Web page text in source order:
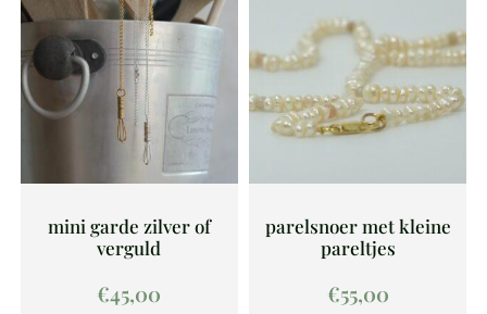
mini garde zilver of
verguld
€45,00
parelsnoer met kleine
pareltjes
€55,00